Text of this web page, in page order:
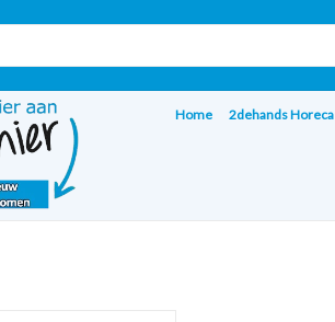
Home 2dehands Horeca